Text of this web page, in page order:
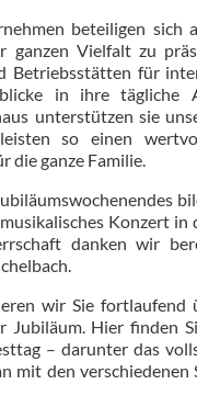
beteiligen sich
ganzen Vielfalt zu
Betriebsstätten für
in ihre
unterstützen sie
so einen
die ganze Familie.
Konzert in
danken wir
wir Sie fortlaufend
Jubiläum. Hier finden
– darunter das
mit den